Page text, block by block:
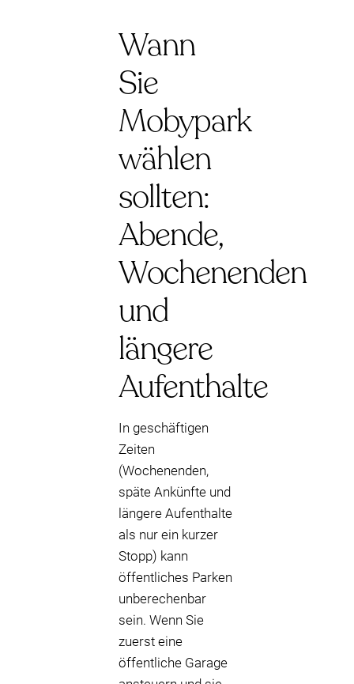
Wann
Sie
Mobypark
wählen
sollten:
Abende,
Wochenenden
und
längere
Aufenthalte
In geschäftigen
Zeiten
(Wochenenden,
späte Ankünfte und
längere Aufenthalte
als nur ein kurzer
Stopp) kann
öffentliches Parken
unberechenbar
sein. Wenn Sie
zuerst eine
öffentliche Garage